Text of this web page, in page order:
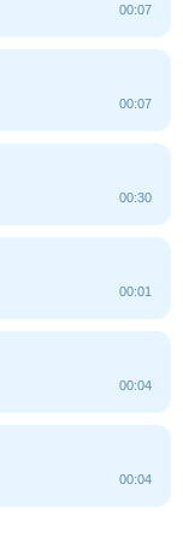
00:07
00:07
00:30
00:01
00:04
00:04